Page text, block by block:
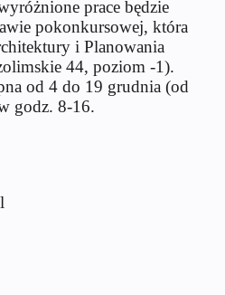
prace będzie
pokonkursowej, która
i Planowania
44, poziom -1).
od 4 do 19 grudnia (od
godz. 8-16.